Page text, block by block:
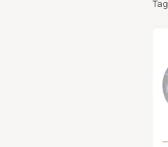
Tag